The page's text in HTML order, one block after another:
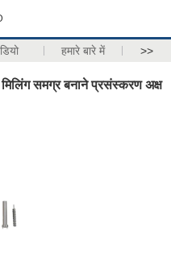
हमारे बारे में >>
मिलिंग समग्र बनाने प्रसंस्करण अक्ष